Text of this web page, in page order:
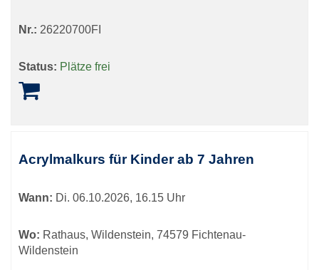
Nr.: 26220700FI
Status: Plätze frei
Acrylmalkurs für Kinder ab 7 Jahren
Wann: Di. 06.10.2026, 16.15 Uhr
Wo: Rathaus, Wildenstein, 74579 Fichtenau-
Wildenstein